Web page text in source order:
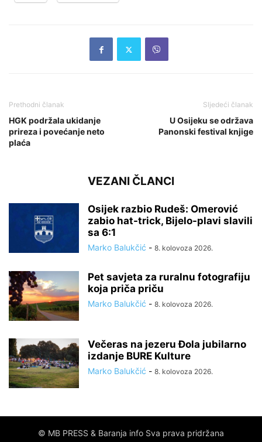
Prethodni članak
HGK podržala ukidanje
prireza i povećanje neto
plaća
Sljedeći članak
U Osijeku se održava
Panonski festival knjige
VEZANI ČLANCI
Osijek razbio Rudeš: Omerović
zabio hat-trick, Bijelo-plavi slavili
sa 6:1
Marko Balukčić - 8. kolovoza 2026.
Pet savjeta za ruralnu fotografiju
koja priča priču
Marko Balukčić - 8. kolovoza 2026.
Večeras na jezeru Đola jubilarno
izdanje BURE Kulture
Marko Balukčić - 8. kolovoza 2026.
© MB PRESS & Baranja info Sva prava pridržana